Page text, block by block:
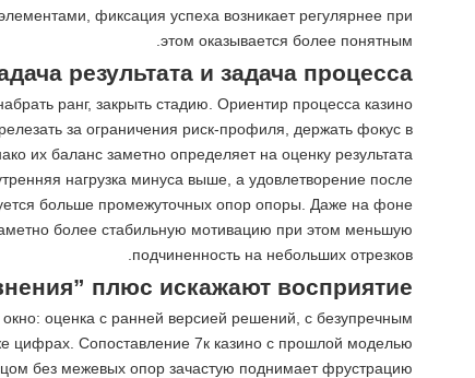
фиксация успеха возникает регулярнее при
этом оказывается более понятным.
результата и задача процесса
ранг, закрыть стадию. Ориентир процесса казино
за ограничения риск-профиля, держать фокус в
их баланс заметно определяет на оценку результата.
нагрузка минуса выше, а удовлетворение после
больше промежуточных опор опоры. Даже на фоне
более стабильную мотивацию при этом меньшую
подчиненность на небольших отрезков.
плюс искажают восприятие
оценка с ранней версией решений, с безупречным
цифрах. Сопоставление 7к казино с прошлой моделью
без межевых опор зачастую поднимает фрустрацию.